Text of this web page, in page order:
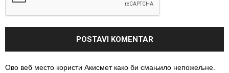
Ово веб место користи Акисмет како би смањило непожељне.